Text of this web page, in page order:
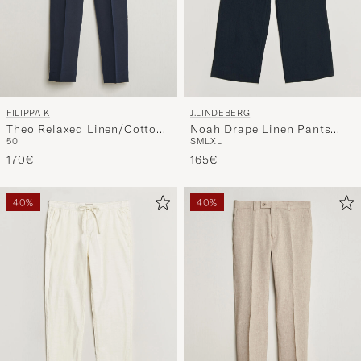
FILIPPA K
Theo Relaxed Linen/Cotton
Drawstring Trousers Navy
50
170€
J.LINDEBERG
Noah Drape Linen Pants
Navy
SMLXL
165€
40% 40%